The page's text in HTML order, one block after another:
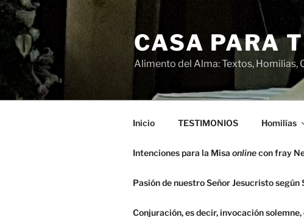
Saltar
contenido
CASA PARA
Alimento del Alma: Textos, Homilias,
Inicio TESTIMONIOS Homilías
Intenciones para la Misa onlinecon fray
Pasión de nuestro Señor Jesucristo según
Conjuración, es decir, invocación